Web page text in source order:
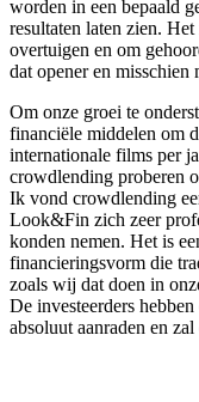
worden in een bepaald
resultaten laten zien.
overtuigen en om
dat opener en
Om onze groei te
financiële middelen om
internationale films per
crowdlending proberen
Ik vond crowdlending
Look&Fin zich zeer
konden nemen. Het is
financieringsvorm die
zoals wij dat doen in
De investeerders
absoluut aanraden en